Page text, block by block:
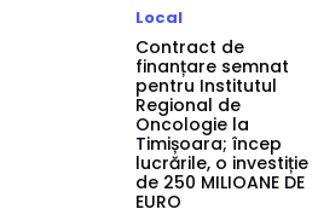
Local
Contract de
finanțare semnat
pentru Institutul
Regional de
Oncologie la
Timișoara; încep
lucrările, o investiție
de 250 MILIOANE DE
EURO